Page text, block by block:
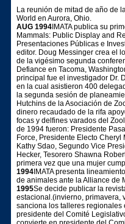
La reunión de mitad de año de
World en Aurora, Ohio.
AUG 1994IMATA publica su
Mammals: Public Display and
Presentaciones Públicas e
editor. Doug Messinger crea el
de la vigésimo segunda
Defiance en Tacoma,
principal fue el investigador Dr.
en la cual asistieron 400
la segunda sesión de
Hutchins de la Asociación de
dinero recaudado de la rifa
focas y delfines varados del
de 1994 fueron: Presidente
Force, Presidente Electo
Kathy Sdao, Segundo Vice
Hecker, Tesorero Shawna
primera vez que una mujer
1994IMATA presenta
de animales ante la Alliance de
1995Se decide publicar la
estacional.(invierno, primavera,
sanciona los talleres regionales
presidente del Comité